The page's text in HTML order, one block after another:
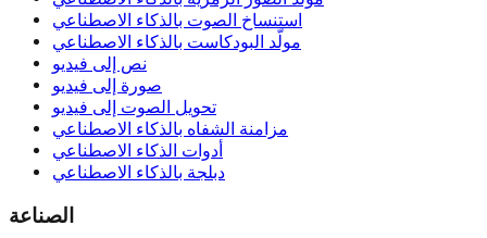
استنساخ الصوت بالذكاء الاصطناعي
مولّد البودكاست بالذكاء الاصطناعي
نص إلى فيديو
صورة إلى فيديو
تحويل الصوت إلى فيديو
مزامنة الشفاه بالذكاء الاصطناعي
أدوات الذكاء الاصطناعي
دبلجة بالذكاء الاصطناعي
الصناعة